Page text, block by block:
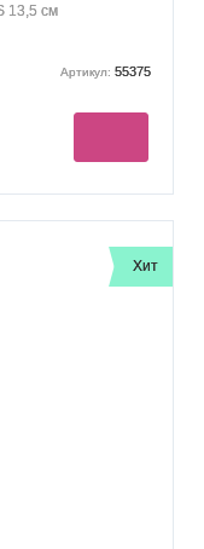
13,5 см
Артикул: 55375
Хит